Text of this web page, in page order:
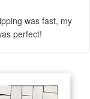
was fast, my
perfect!